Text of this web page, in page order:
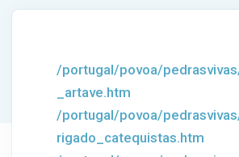
/portugal/povoa/
_artave.htm
/portugal/povoa/
rigado_catequistas.htm